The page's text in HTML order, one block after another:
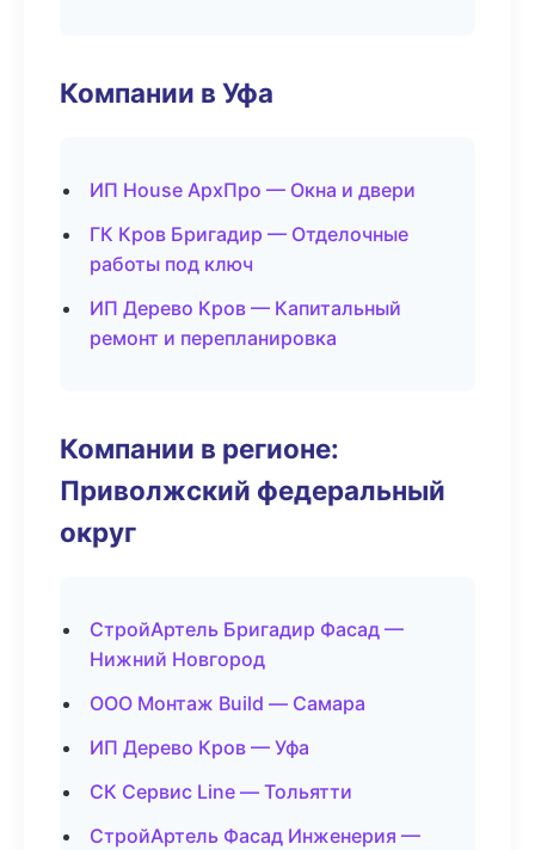
Компании в Уфа
ИП House АрхПро — Окна и двери
ГК Кров Бригадир — Отделочные
работы под ключ
ИП Дерево Кров — Капитальный
ремонт и перепланировка
Компании в регионе:
Приволжский федеральный
округ
СтройАртель Бригадир Фасад —
Нижний Новгород
ООО Монтаж Build — Самара
ИП Дерево Кров — Уфа
СК Сервис Line — Тольятти
СтройАртель Фасад Инженерия —